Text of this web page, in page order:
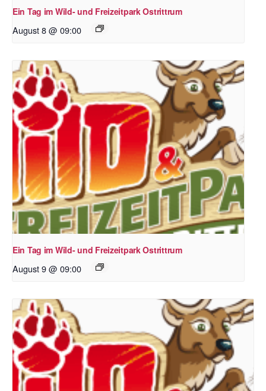
Ein Tag im Wild- und Freizeitpark Ostrittrum
August 8 @ 09:00
Ein Tag im Wild- und Freizeitpark Ostrittrum
August 9 @ 09:00